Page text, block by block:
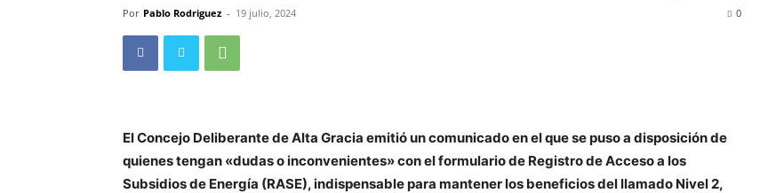
Por Pablo Rodriguez - 19 julio, 2024 0
El Concejo Deliberante de Alta Gracia emitió un comunicado en el que se puso a disposición de
quienes tengan «dudas o inconvenientes» con el formulario de Registro de Acceso a los
Subsidios de Energía (RASE), indispensable para mantener los beneficios del llamado Nivel 2,